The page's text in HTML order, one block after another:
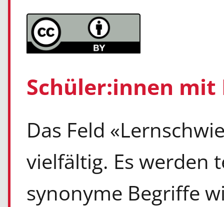
Schüler:innen
Das Feld
vielfältig. Es werden
synonyme Begriffe